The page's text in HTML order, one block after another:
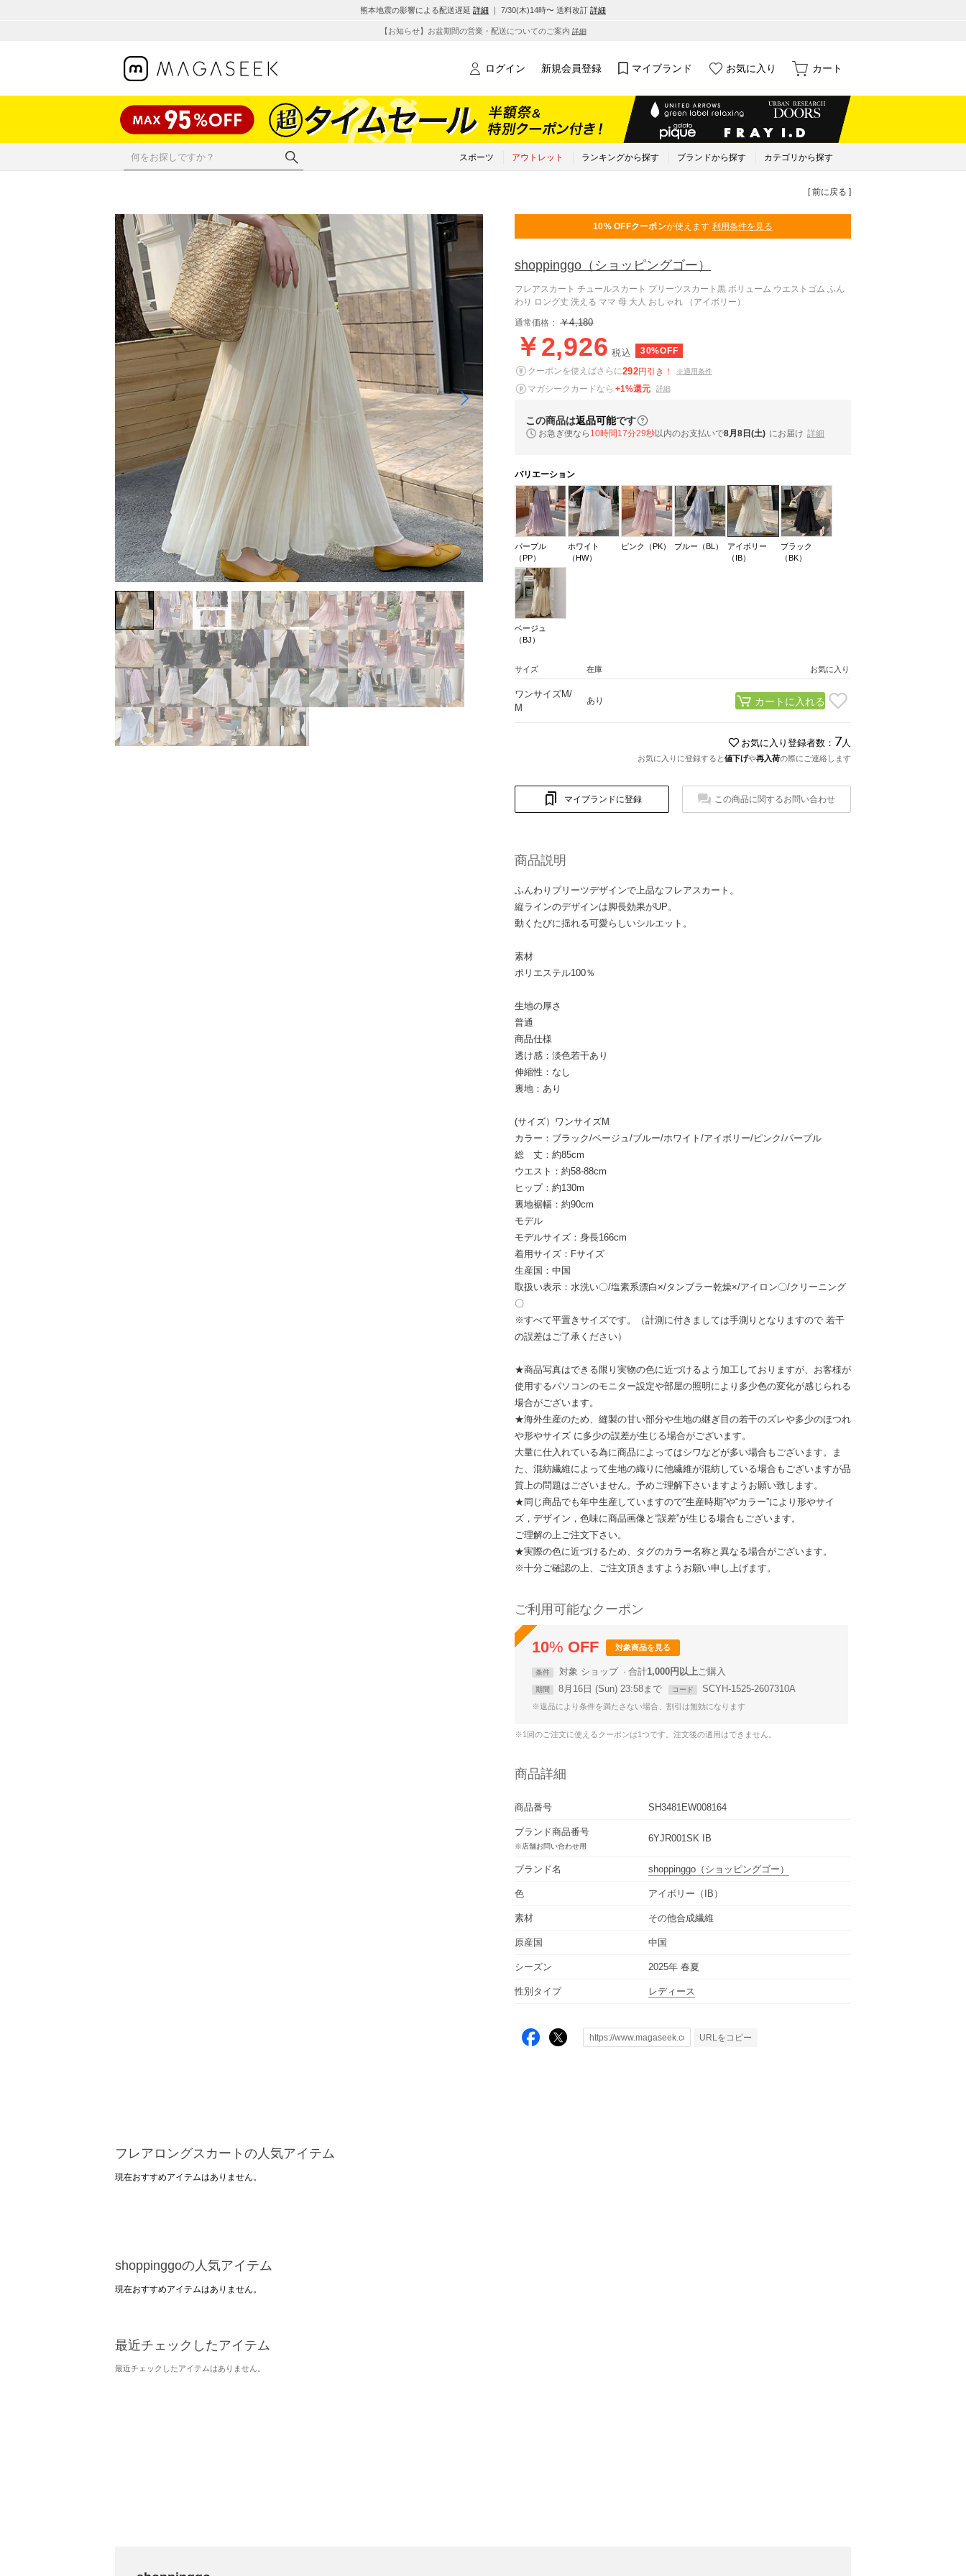
熊本地震の影響による配送遅延 詳細 ｜ 7/30(木)14時〜 送料改訂 詳細
【お知らせ】お盆期間の営業・配送についてのご案内 詳細
ログイン 新規会員登録 マイブランド お気に入り カート
スポーツ アウトレット ランキングから探す ブランドから探す カテゴリから探す
[ 前に戻る ]
10% OFFクーポンが使えます 利用条件を見る
shoppinggo （ショッピングゴー）
フレアスカート チュールスカート プリーツスカート黒 ボリューム ウエストゴム ふん
わり ロング丈 洗える ママ 母 大人 おしゃれ （アイボリー）
通常価格： ￥4,180
￥2,926 税込 30%OFF
クーポンを使えばさらに292円引き！ ※適用条件
マガシークカードなら +1%還元 詳細
この商品は返品可能です
お急ぎ便なら 10時間17分28秒以内のお支払いで8月8日(土) にお届け 詳細
バリエーション
パープル
（PP）
ホワイト
（HW）
ピンク（PK） ブルー（BL）
アイボリー
（IB）
ブラック
（BK）
ベージュ
（BJ）
サイズ 在庫 お気に入り
ワンサイズM/
M
あり カートに入れる
お気に入り登録者数： 7 人
お気に入りに登録すると値下げや再入荷の際にご連絡します
マイブランドに登録 この商品に関するお問い合わせ
商品説明
ふんわりプリーツデザインで上品なフレアスカート。
縦ラインのデザインは脚長効果がUP。
動くたびに揺れる可愛らしいシルエット。
素材
ポリエステル100％
生地の厚さ
普通
商品仕様
透け感：淡色若干あり
伸縮性：なし
裏地：あり
(サイズ）ワンサイズM
カラー：ブラック/ベージュ/ブルー/ホワイト/アイボリー/ピンク/パープル
総 丈：約85cm
ウエスト：約58-88cm
ヒップ：約130m
裏地裾幅：約90cm
モデル
モデルサイズ：身長166cm
着用サイズ：Fサイズ
生産国：中国
取扱い表示：水洗い〇/塩素系漂白×/タンブラー乾燥×/アイロン〇/クリーニング
〇
※すべて平置きサイズです。（計測に付きましては手測りとなりますので 若干
の誤差はご了承ください）
★商品写真はできる限り実物の色に近づけるよう加工しておりますが、お客様が
使用するパソコンのモニター設定や部屋の照明により多少色の変化が感じられる
場合がございます。
★海外生産のため、縫製の甘い部分や生地の継ぎ目の若干のズレや多少のほつれ
や形やサイズ に多少の誤差が生じる場合がございます。
大量に仕入れている為に商品によってはシワなどが多い場合もございます。ま
た、混紡繊維によって生地の織りに他繊維が混紡している場合もございますが品
質上の問題はございません。予めご理解下さいますようお願い致します。
★同じ商品でも年中生産していますので“生産時期”や“カラー”により形やサイ
ズ，デザイン，色味に商品画像と“誤差”が生じる場合もございます。
ご理解の上ご注文下さい。
★実際の色に近づけるため、タグのカラー名称と異なる場合がございます。
※十分ご確認の上、ご注文頂きますようお願い申し上げます。
ご利用可能なクーポン
10% OFF 対象商品を見る
条件 対象 ショップ 合計1,000円以上
期間 8月16日 (Sun) 23:58まで コード SCYH-1525-2607310A
※返品により条件を満たさない場合、割引は無効になります
※1回のご注文に使えるクーポンは1つです。注文後の適用はできません。
商品詳細
商品番号 SH3481EW008164
ブランド商品番号
※店舗お問い合わせ用
6YJR001SK IB
ブランド名 shoppinggo （ショッピングゴー）
色 アイボリー（IB）
素材 その他合成繊維
原産国 中国
シーズン 2025年 春夏
性別タイプ レディース
URLをコピー
フレアロングスカートの人気アイテム
現在おすすめアイテムはありません。
shoppinggoの人気アイテム
現在おすすめアイテムはありません。
最近チェックしたアイテム
最近チェックしたアイテムはありません。